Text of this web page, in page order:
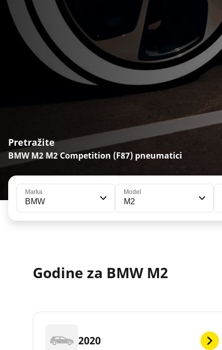
Pretražite
BMW M2 M2 Competition (F87) pneumatici
Marka
BMW
Model
M2
Godine za BMW M2
2020